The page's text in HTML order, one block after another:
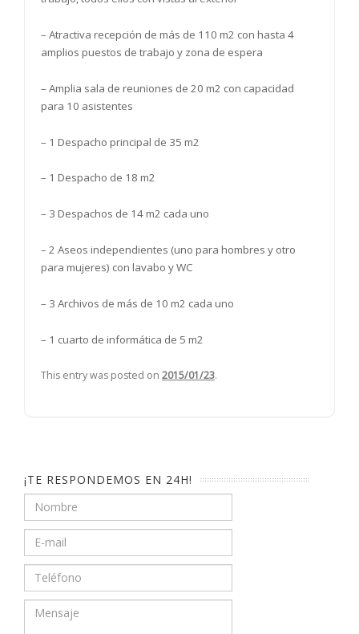
– Atractiva recepción de más de 110 m2 con hasta 4
amplios puestos de trabajo y zona de espera
– Amplia sala de reuniones de 20 m2 con capacidad
para 10 asistentes
– 1 Despacho principal de 35 m2
– 1 Despacho de 18 m2
– 3 Despachos de 14 m2 cada uno
– 2 Aseos independientes (uno para hombres y otro
para mujeres) con lavabo y WC
– 3 Archivos de más de 10 m2 cada uno
– 1 cuarto de informática de 5 m2
This entry was posted on 2015/01/23.
¡TE RESPONDEMOS EN 24H!